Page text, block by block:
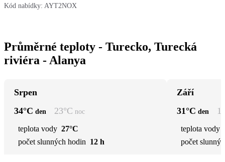
Kód nabídky: AYT2NOX
Průměrné teploty - Turecko, Turecká
riviéra - Alanya
Srpen
34°C den 23°C noc
teplota vody 27°C
počet slunných hodin 12 h
Září
31°C den
teplota vody
počet